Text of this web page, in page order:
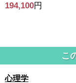
194,100円
こ
心理学